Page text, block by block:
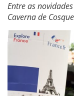
Entre as
Caverna de